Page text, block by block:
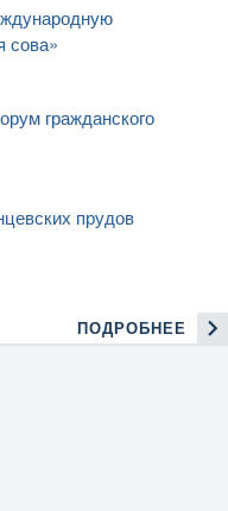
сова»
гражданского
прудов
ПОДРОБНЕЕ